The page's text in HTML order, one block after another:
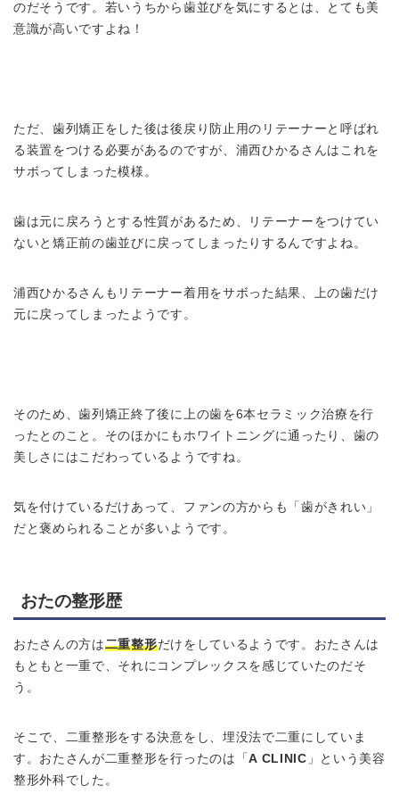
のだそうです。若いうちから歯並びを気にするとは、とても美
意識が高いですよね！
ただ、歯列矯正をした後は後戻り防止用のリテーナーと呼ばれ
る装置をつける必要があるのですが、浦西ひかるさんはこれを
サボってしまった模様。
歯は元に戻ろうとする性質があるため、リテーナーをつけてい
ないと矯正前の歯並びに戻ってしまったりするんですよね。
浦西ひかるさんもリテーナー着用をサボった結果、上の歯だけ
元に戻ってしまったようです。
そのため、歯列矯正終了後に上の歯を6本セラミック治療を行
ったとのこと。そのほかにもホワイトニングに通ったり、歯の
美しさにはこだわっているようですね。
気を付けているだけあって、ファンの方からも「歯がきれい」
だと褒められることが多いようです。
おたの整形歴
おたさんの方は二重整形だけをしているようです。おたさんは
もともと一重で、それにコンプレックスを感じていたのだそ
う。
そこで、二重整形をする決意をし、埋没法で二重にしていま
す。おたさんが二重整形を行ったのは「A CLINIC 」という美容
整形外科でした。